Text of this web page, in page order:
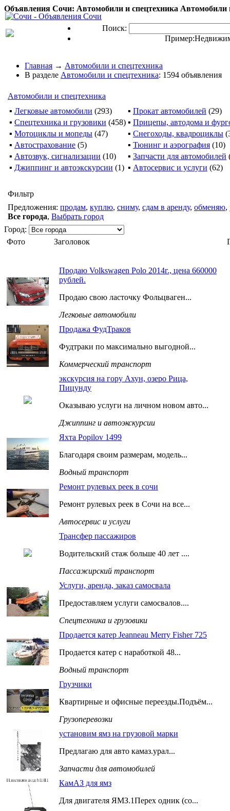
Объявления Сочи: Автомобили и спецтехника Автомобили
Поиск:
Пример:
Главная → Автомобили и спецтехника
В разделе Автомобили и спецтехника: 1594 объявления
Автомобили и спецтехника
▪ Легковые автомобили (293) ▪ Прокат автомобилей (29)
▪ Спецтехника и грузовики (458) ▪ Прицепы, автодома и
▪ Мотоциклы и мопеды (47) ▪ Снегоходы, квадроциклы
▪ Автострахование (5) ▪ Тюнинг и аэрография (10)
▪ Автозвук, сигнализации (10) ▪ Запчасти для автомобилей
▪ Джиппинг и автоэкскурсии (1) ▪ Автосервис и услуги (62)
Фильтр
Предложения: продам, куплю, сниму, сдам в аренду, обменяю,
Все города, Выбрать город
Город:
Фото
Заголовок
Продаю Volkswagen Polo 2014г., цена 660000
рублей.
Продаю свою ласточку Фольцваген...
Легковые автомобили
Продажа ФудТраков
Фудтраки по максимально выгодной...
Коммерческий транспорт
экскурсия на гору Ахун, озеро Рица,
Пицунду
Оказываю услуги на личном новом авто...
Джиппинг и автоэкскурсии
Яхта Popilov 1499
Благодаря своим размерам, модель...
Водный транспорт
Ремонт рулевых реек в сочи
Ремонт рулевых реек в Сочи на все...
Автосервис и услуги
Трансфер пассажиров
Водительский стаж больше 40 лет ....
Пассажирский транспорт
Услуги, аренда, заказ самосвала
Предоставляем услуги самосвалов....
Спецтехника и грузовики
Продается катер Jeanneau Merry Fisher 725
Продается катер с наработкой 48...
Водный транспорт
Грузчики
Квартирные и офисные переезды.Подъём...
Грузоперевозки
установим ямз на грузовой марки
Предлагаю для авто камаз.урал...
Запчасти для автомобилей
КамАЗ для ямз
Для двигателя ЯМЗ.1Перех одник (со...